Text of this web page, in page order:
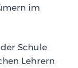
im
Schule
Lehrern